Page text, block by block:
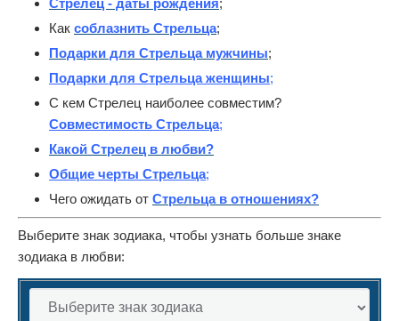
Как соблазнить Стрельца;
Подарки для Стрельца мужчины;
Подарки для Стрельца женщины;
С кем Стрелец наиболее совместим?
Совместимость Стрельца;
Какой Стрелец в любви?
Общие черты Стрельца;
Чего ожидать от Стрельца в отношениях?
Выберите знак зодиака, чтобы узнать больше знаке
зодиака в любви: